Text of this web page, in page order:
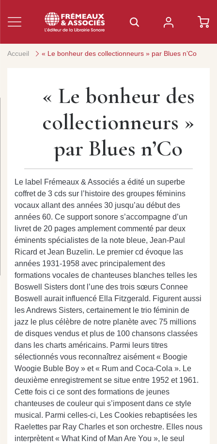
Accueil « Le bonheur des collectionneurs » par Blues n’Co
« Le bonheur des
collectionneurs »
par Blues n’Co
Le label Frémeaux & Associés a édité un superbe
coffret de 3 cds sur l’histoire des groupes féminins
vocaux allant des années 30 jusqu’au début des
années 60. Ce support sonore s’accompagne d’un
livret de 20 pages amplement commenté par deux
éminents spécialistes de la note bleue, Jean-Paul
Ricard et Jean Buzelin. Le premier cd évoque las
années 1931-1958 avec principalement des
formations vocales de chanteuses blanches telles les
Boswell Sisters dont l’une des trois sœurs Connee
Boswell aurait influencé Ella Fitzgerald. Figurent aussi
les Andrews Sisters, certainement le trio féminin de
jazz le plus célèbre de notre planète avec 75 millions
de disques vendus et plus de 100 chansons classées
dans les charts américains. Parmi leurs titres
sélectionnés vous reconnaîtrez aisément « Boogie
Woogie Buble Boy » et « Rum and Coca-Cola ». Le
deuxième enregistrement se situe entre 1952 et 1961.
Cette fois ci ce sont des formations de jeunes
chanteuses de couleur qui s’imposent dans ce style
musical. Parmi celles-ci, Les Cookies rebaptisées les
Raelettes par Ray Charles et son orchestre. Elles nous
interprètent « What Kind of Man Are You », le seul